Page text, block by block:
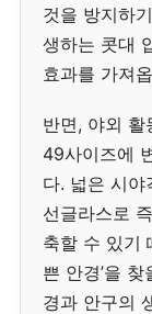
것을 방지하
생하는 콧대
효과를 가져
반면, 야외 활
49사이즈에
다. 넓은 시야
선글라스로
축할 수 있기
쁜 안경’을
경과 안구의